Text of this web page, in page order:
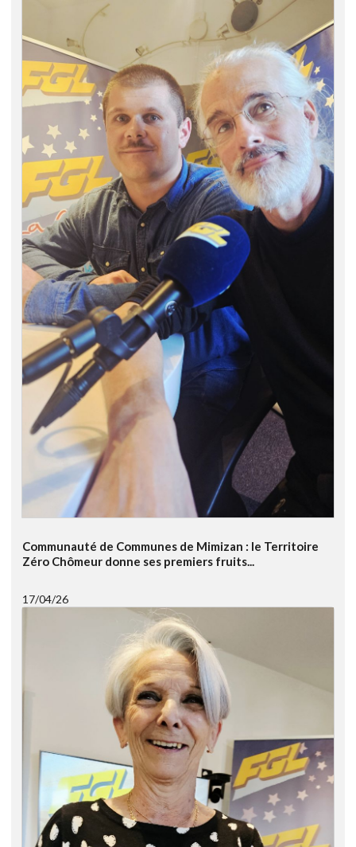
Communauté de Communes de Mimizan : le Territoire
Zéro Chômeur donne ses premiers fruits...
17/04/26